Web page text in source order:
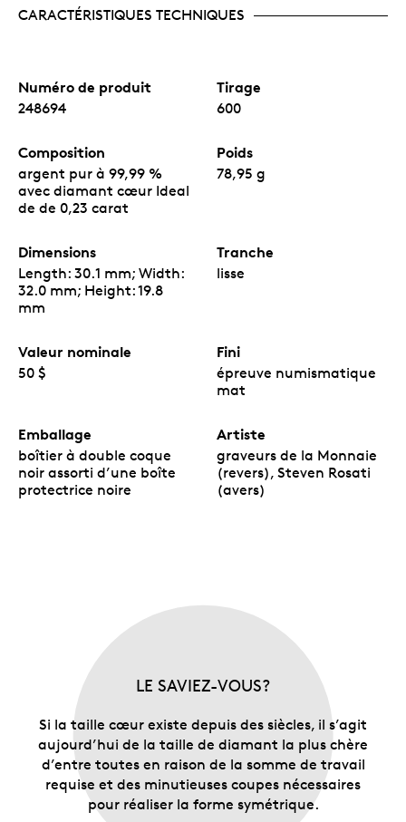
CARACTÉRISTIQUES TECHNIQUES
Numéro de produit
248694
Tirage
600
Composition
argent pur à 99,99 %
avec diamant cœur Ideal
de de 0,23 carat
Poids
78,95 g
Dimensions
Length: 30.1 mm; Width:
32.0 mm; Height: 19.8
mm
Tranche
lisse
Valeur nominale
50 $
Fini
épreuve numismatique
mat
Emballage
boîtier à double coque
noir assorti d’une boîte
protectrice noire
Artiste
graveurs de la Monnaie
(revers), Steven Rosati
(avers)
LE SAVIEZ-VOUS?
Si la taille cœur existe depuis des siècles, il s’agit
aujourd’hui de la taille de diamant la plus chère
d’entre toutes en raison de la somme de travail
requise et des minutieuses coupes nécessaires
pour réaliser la forme symétrique.